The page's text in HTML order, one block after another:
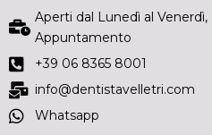
Aperti dal Lunedì al
Appuntamento
+39 06 8365 8001
info@dentistavelletri.com
Whatsapp